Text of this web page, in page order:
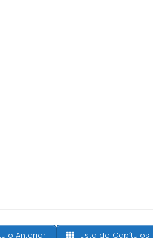
Anterior Lista de Capítulos